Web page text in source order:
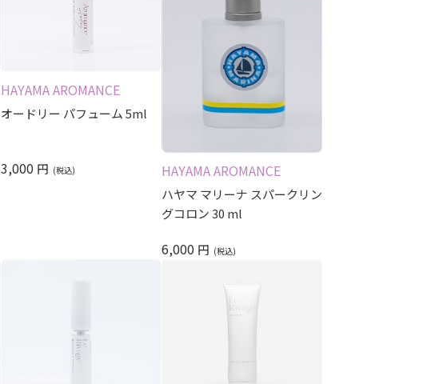
HAYAMA AROMANCE
オードリー パフューム 5ml
3,000 円 HAYAMA AROMANCE
ハヤマ マリーナ スパークリン
グコロン 30 ml
6,000 円